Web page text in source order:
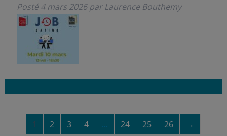
Posté 4 mars 2026 par Laurence Bouthemy
1 2 3 4 … 24 25 26 →